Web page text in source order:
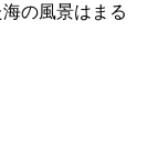
の風景はまる